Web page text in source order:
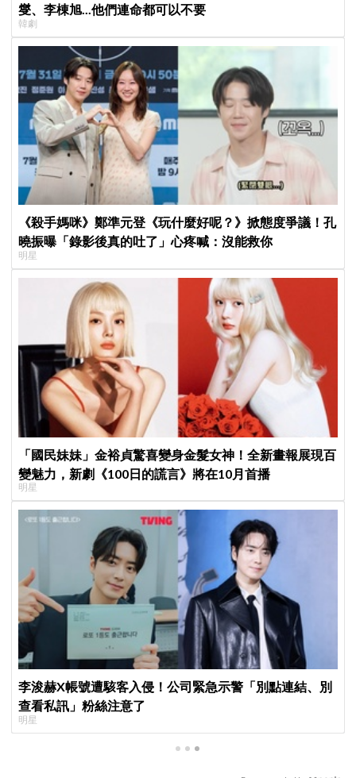
燮、李棟旭...他們連命都可以不要
韓劇
《殺手媽咪》鄭準元登《玩什麼好呢？》掀態度爭議！孔
曉振曝「錄影後真的吐了」心疼喊：沒能救你
明星
「國民妹妹」金裕貞驚喜變身金髮女神！全新畫報展現百
變魅力，新劇《100日的謊言》將在10月首播
明星
李浚赫X帳號遭駭客入侵！公司緊急示警「別點連結、別
查看私訊」粉絲注意了
明星